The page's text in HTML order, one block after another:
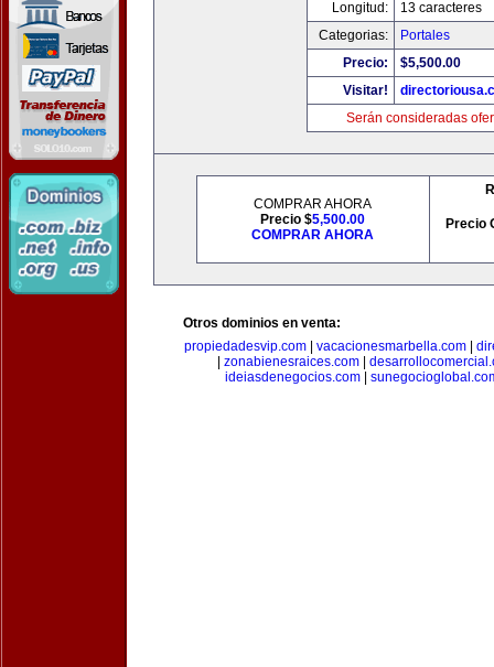
Longitud:
13 caracteres
Categorias:
Portales
Precio:
$5,500.00
Visitar!
Serán consideradas
COMPRAR AHORA
Precio $5,500.00
COMPRAR AHORA
Precio
Otros dominios en venta:
propiedadesvip.com
vacacionesmarbella.com
zonabienesraices.com
ideiasdenegocios.com|